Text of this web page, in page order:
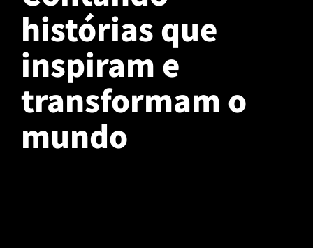
histórias que
inspiram e
transformam o
mundo